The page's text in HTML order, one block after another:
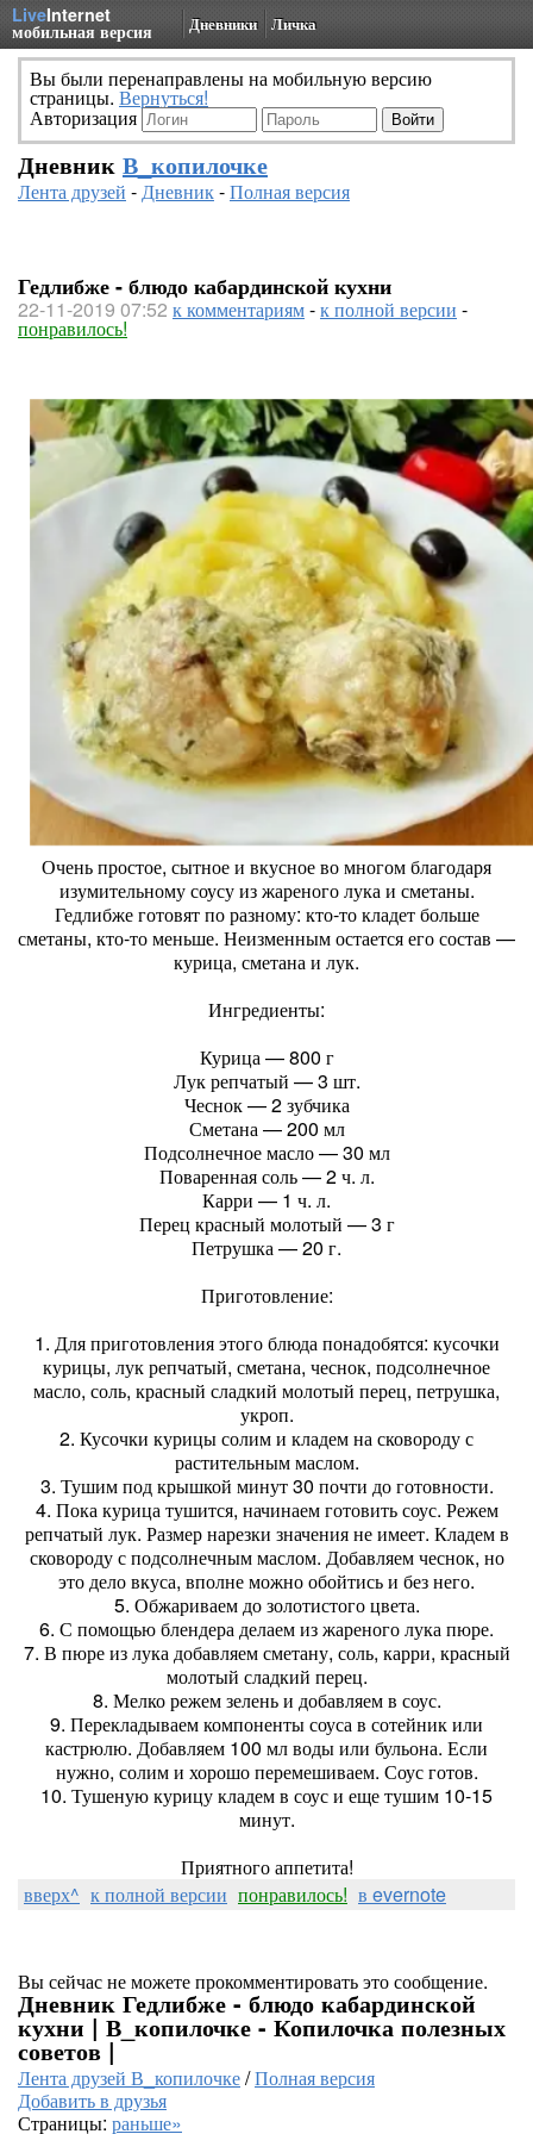
LiveInternet
мобильная версия Дневники Личка
Вы были перенаправлены на мобильную версию
страницы. Вернуться!
Авторизация
Дневник В_копилочке
Лента друзей -Дневник-Полная версия
Гедлибже - блюдо кабардинской кухни
22-11-2019 07:52 к комментариям-к полной версии -
понравилось!
Очень простое, сытное и вкусное во многом благодаря
изумительному соусу из жареного лука и сметаны.
Гедлибже готовят по разному: кто-то кладет больше
сметаны, кто-то меньше. Неизменным остается его состав —
курица, сметана и лук.
Ингредиенты:
Курица — 800 г
Лук репчатый — 3 шт.
Чеснок — 2 зубчика
Сметана — 200 мл
Подсолнечное масло — 30 мл
Поваренная соль — 2 ч. л.
Карри — 1 ч. л.
Перец красный молотый — 3 г
Петрушка — 20 г.
Приготовление:
1. Для приготовления этого блюда понадобятся: кусочки
курицы, лук репчатый, сметана, чеснок, подсолнечное
масло, соль, красный сладкий молотый перец, петрушка,
укроп.
2. Кусочки курицы солим и кладем на сковороду с
растительным маслом.
3. Тушим под крышкой минут 30 почти до готовности.
4. Пока курица тушится, начинаем готовить соус. Режем
репчатый лук. Размер нарезки значения не имеет. Кладем в
сковороду с подсолнечным маслом. Добавляем чеснок, но
это дело вкуса, вполне можно обойтись и без него.
5. Обжариваем до золотистого цвета.
6. С помощью блендера делаем из жареного лука пюре.
7. В пюре из лука добавляем сметану, соль, карри, красный
молотый сладкий перец.
8. Мелко режем зелень и добавляем в соус.
9. Перекладываем компоненты соуса в сотейник или
кастрюлю. Добавляем 100 мл воды или бульона. Если
нужно, солим и хорошо перемешиваем. Соус готов.
10. Тушеную курицу кладем в соус и еще тушим 10-15
минут.
Приятного аппетита!
вверх^ к полной версии понравилось! в evernote
Вы сейчас не можете прокомментировать это сообщение.
Дневник Гедлибже - блюдо кабардинской
кухни | В_копилочке - Копилочка полезных
советов |
Лента друзей В_копилочке/Полная версия
Добавить в друзья
Страницы: раньше»